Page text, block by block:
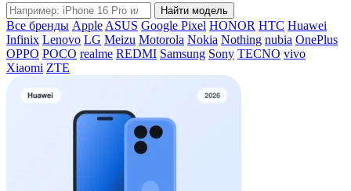
Название
модели
Найти модель
Все бренды Apple ASUS Google Pixel HONOR HTC Huawei
Infinix Lenovo LG Meizu Motorola Nokia Nothing nubia OnePlus
OPPO POCO realme REDMI Samsung Sony TECNO vivo
Xiaomi ZTE